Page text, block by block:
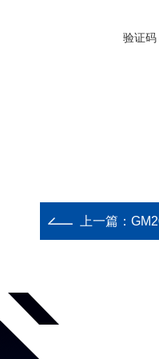
验证码
上一篇：